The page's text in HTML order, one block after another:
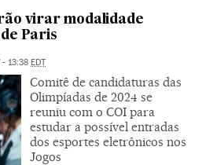
virar modalidade
Paris
- 13:38 EDT
Comitê de candidaturas das
Olimpíadas de 2024 se
reuniu com o COI para
estudar a possível entradas
dos esportes eletrônicos nos
Jogos